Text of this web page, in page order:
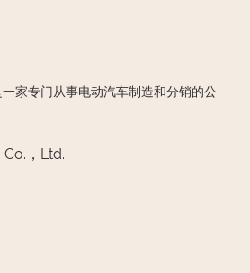
家专门从事电动汽车制造和分销的公
，Ltd.